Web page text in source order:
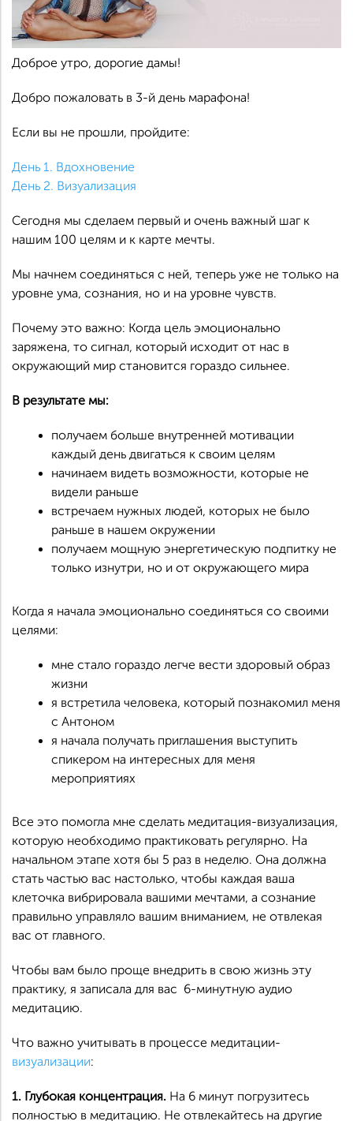
Доброе утро, дорогие дамы!
Добро пожаловать в 3-й день марафона!
Если вы не прошли, пройдите:
День 1. Вдохновение
День 2. Визуализация
Сегодня мы сделаем первый и очень важный шаг к
нашим 100 целям и к карте мечты.
Мы начнем соединяться с ней, теперь уже не только на
уровне ума, сознания, но и на уровне чувств.
Почему это важно: Когда цель эмоционально
заряжена, то сигнал, который исходит от нас в
окружающий мир становится гораздо сильнее.
В результате мы:
получаем больше внутренней мотивации
каждый день двигаться к своим целям
начинаем видеть возможности, которые не
видели раньше
встречаем нужных людей, которых не было
раньше в нашем окружении
получаем мощную энергетическую подпитку не
только изнутри, но и от окружающего мира
Когда я начала эмоционально соединяться со своими
целями:
мне стало гораздо легче вести здоровый образ
жизни
я встретила человека, который познакомил меня
с Антоном
я начала получать приглашения выступить
спикером на интересных для меня
мероприятиях
Все это помогла мне сделать медитация-визуализация,
которую необходимо практиковать регулярно. На
начальном этапе хотя бы 5 раз в неделю. Она должна
стать частью вас настолько, чтобы каждая ваша
клеточка вибрировала вашими мечтами, а сознание
правильно управляло вашим вниманием, не отвлекая
вас от главного.
Чтобы вам было проще внедрить в свою жизнь эту
практику, я записала для вас 6-минутную аудио
медитацию.
Что важно учитывать в процессе медитации-
визуализации:
1. Глубокая концентрация. На 6 минут погрузитесь
полностью в медитацию. Не отвлекайтесь на другие